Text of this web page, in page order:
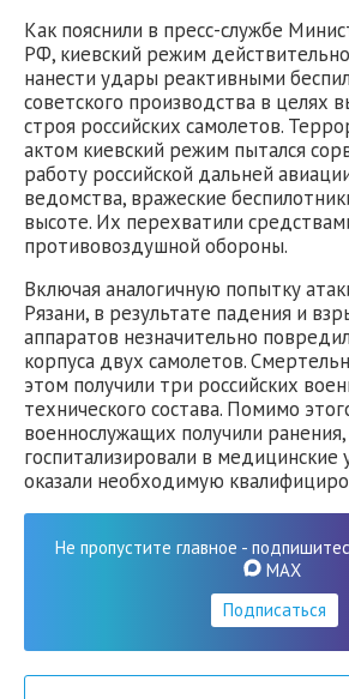
Как пояснили в пресс-службе
РФ, киевский режим
нанести удары реактивными
советского производства в целях
строя российских самолетов.
актом киевский режим пытался
работу российской дальней
ведомства, вражеские
высоте. Их перехватили
противовоздушной обороны.
Включая аналогичную попытку
Рязани, в результате падения и
аппаратов незначительно
корпуса двух самолетов.
этом получили три российских
технического состава. Помимо
военнослужащих получили ранения,
госпитализировали в
оказали необходимую
Не пропустите главное -
MAX
Подписаться